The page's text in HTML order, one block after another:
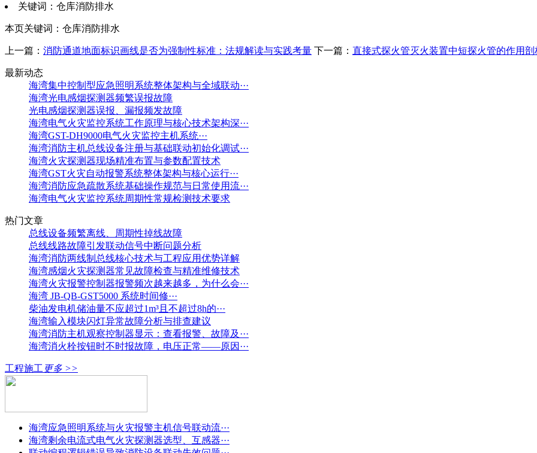
关键词：仓库消防排水
本页关键词：仓库消防排水
上一篇： 消防通道地面标识画线是否为强制性标准：法规解读与实践考量 下一篇： 直接式探火管灭火装置中短探火管的作用剖
最新动态
海湾集中控制型应急照明系统整体架构与全域联动···
海湾光电感烟探测器频繁误报故障
光电感烟探测器误报、漏报频发故障
海湾电气火灾监控系统工作原理与核心技术架构深···
海湾GST-DH9000电气火灾监控主机系统···
海湾消防主机总线设备注册与基础联动初始化调试···
海湾火灾探测器现场精准布置与参数配置技术
海湾GST火灾自动报警系统整体架构与核心运行···
海湾消防应急疏散系统基础操作规范与日常使用流···
海湾电气火灾监控系统周期性常规检测技术要求
热门文章
总线设备频繁离线、周期性掉线故障
总线线路故障引发联动信号中断问题分析
海湾消防两线制总线核心技术与工程应用优势详解
海湾感烟火灾探测器常见故障检查与精准维修技术
海湾火灾报警控制器报警频次越来越多，为什么会···
海湾 JB-QB-GST5000 系统时间修···
柴油发电机储油量不应超过1m³且不超过8h的···
海湾输入模块闪灯异常故障分析与排查建议
海湾消防主机观察控制器显示：查看报警、故障及···
海湾消火栓按钮时不时报故障，电压正常——原因···
工程施工 更多 >>
海湾应急照明系统与火灾报警主机信号联动流···
海湾剩余电流式电气火灾探测器选型、互感器···